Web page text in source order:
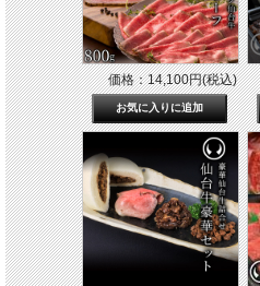
価格：14,100円(税込)